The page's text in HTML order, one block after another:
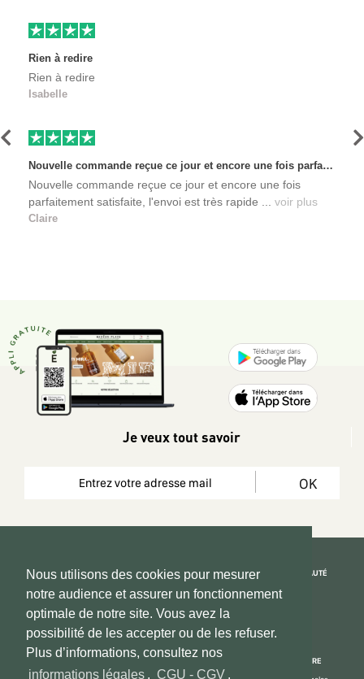
Nous utilisons des cookies pour mesurer
notre audience et assurer un fonctionnement
optimale de notre site. Vous avez la
possibilité de les accepter ou de les refuser.
Plus d’informations, consultez nos
informations légales , CGU - CGV .
Rien à redire
Rien à redire
Isabelle
Nouvelle commande reçue ce jour et encore une fois parfaitement satisfaite, l'envoi est très rapide et les produits sont toujours conditionnés de manière personnalisés. L'avantage de commander auprès de créateurs indépendants.
Nouvelle commande reçue ce jour et encore une fois
parfaitement satisfaite, l'envoi est très rapide ... voir plus
Claire
Précédent
Je veux tout savoir
OK
Copyright 2026 © www.hadeen-place.fr
Based on Kate&You MarketPlace’ solution
REJOIGNEZ LA COMMUNAUTÉ
ESPACE INFORMATIONS
PAIEMENT SÉCURISÉ
NOUS CONNAÎTRE